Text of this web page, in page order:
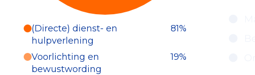
(Directe) dienst- en
hulpverlening
81%
Voorlichting en
bewustwording
19%